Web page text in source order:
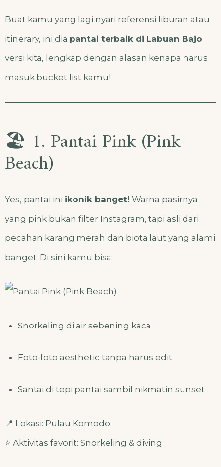
Buat kamu yang lagi nyari referensi liburan atau
itinerary, ini dia pantai terbaik di Labuan Bajo
versi kita, lengkap dengan alasan kenapa harus
masuk bucket list kamu!
🏖️ 1. Pantai Pink (Pink
Beach)
Yes, pantai ini ikonik banget! Warna pasirnya
yang pink bukan filter Instagram, tapi asli dari
pecahan karang merah dan biota laut yang alami
banget. Di sini kamu bisa:
Snorkeling di air sebening kaca
Foto-foto aesthetic tanpa harus edit
Santai di tepi pantai sambil nikmatin sunset
📍 Lokasi: Pulau Komodo
⭐ Aktivitas favorit: Snorkeling & diving